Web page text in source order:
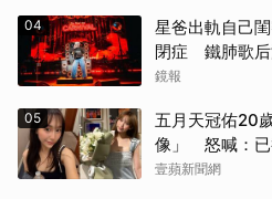
04
星爸出軌自己
閉症 鐵肺歌后
鏡報
05
五月天冠佑20
像」 怒喊：已
壹蘋新聞網